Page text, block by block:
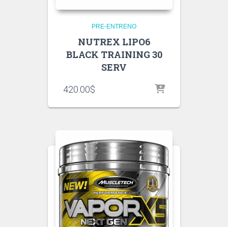
PRE-ENTRENO
NUTREX LIPO6
BLACK TRAINING 30
SERV
420.00$